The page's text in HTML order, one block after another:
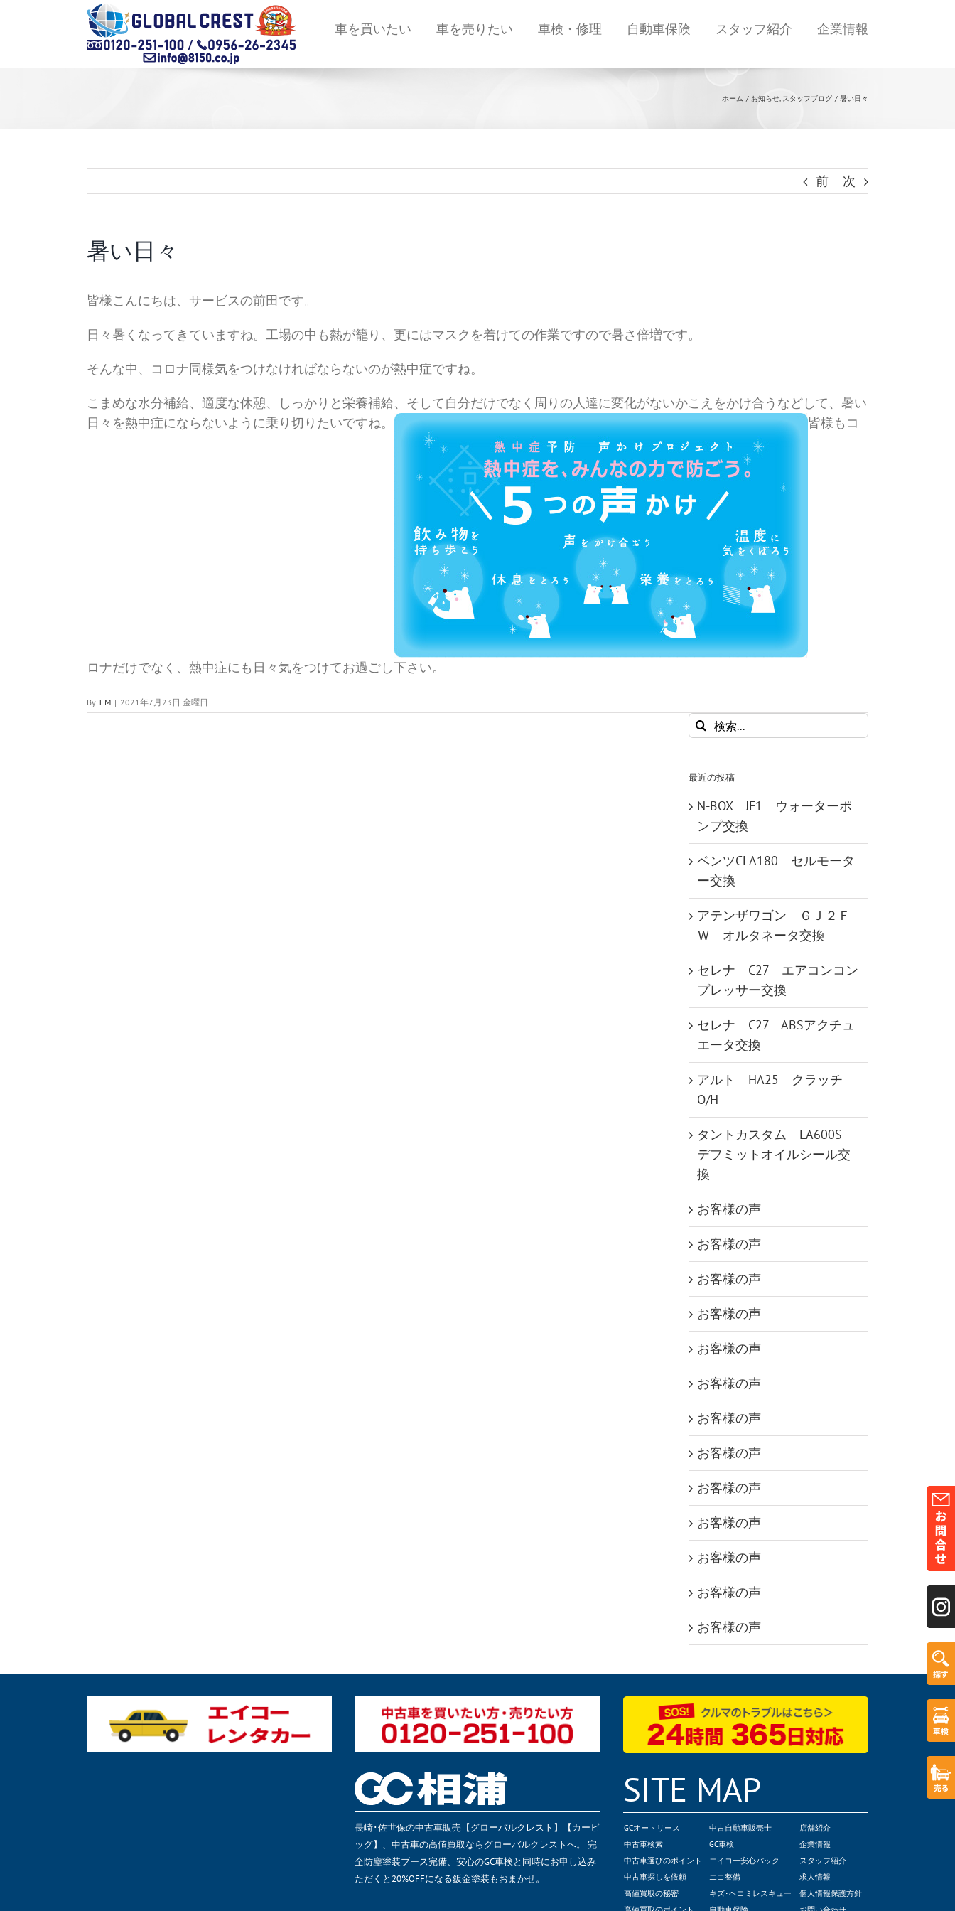
車を買いたい 車を売りたい 車検・修理 自動車保険 スタッフ紹介 企業情報
ホーム お知らせ スタッフブログ 暑い日々
前 次
暑い日々
皆様こんにちは、サービスの前田です。
日々暑くなってきていますね。工場の中も熱が籠り、更にはマスクを着けての作業ですので暑さ倍増です。
そんな中、コロナ同様気をつけなければならないのが熱中症ですね。
こまめな水分補給、適度な休憩、しっかりと栄養補給、そして自分だけでなく周りの人達に変化がないかこえをかけ合うなどして、暑い
日々を熱中症にならないように乗り切りたいですね。
皆様もコ
ロナだけでなく、熱中症にも日々気をつけてお過ごし下さい。
By T.M | 2021年7月23日 金曜日
検
索
最近の投稿
N-BOX JF1 ウォーターポ
ンプ交換
ベンツCLA180 セルモータ
ー交換
アテンザワゴン ＧＪ２Ｆ
Ｗ オルタネータ交換
セレナ C27 エアコンコン
プレッサー交換
セレナ C27 ABSアクチュ
エータ交換
アルト HA25 クラッチ
O/H
タントカスタム LA600S
デフミットオイルシール交
換
お客様の声
お客様の声
お客様の声
お客様の声
お客様の声
お客様の声
お客様の声
お客様の声
お客様の声
お客様の声
お客様の声
お客様の声
お客様の声
長崎･佐世保の中古車販売【グローバルクレスト】【カービ
ッグ】、中古車の高値買取ならグローバルクレストへ。 完
全防塵塗装ブース完備、安心のGC車検と同時にお申し込み
ただくと20%OFFになる鈑金塗装もおまかせ。
SITE MAP
GCオートリース
中古車検索
中古車選びのポイント
中古車探しを依頼
高値買取の秘密
中古自動車販売士
GC車検
エイコー安心パック
エコ整備
キズ･ヘコミレスキュー
店舗紹介
企業情報
スタッフ紹介
求人情報
個人情報保護方針